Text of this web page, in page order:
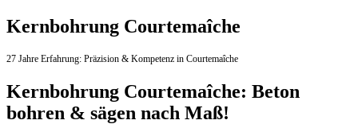
Kernbohrung Courtemaîche
27 Jahre Erfahrung: Präzision & Kompetenz in Courtemaîche
Kernbohrung Courtemaîche: Beton
bohren & sägen nach Maß!